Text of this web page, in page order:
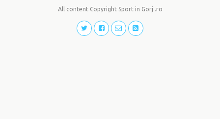
All content Copyright Sport in Gorj .ro